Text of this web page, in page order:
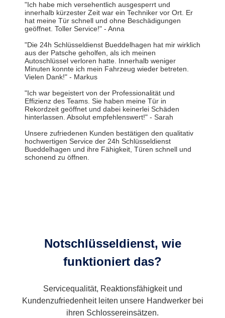
"Ich habe mich versehentlich ausgesperrt und
innerhalb kürzester Zeit war ein Techniker vor Ort. Er
hat meine Tür schnell und ohne Beschädigungen
geöffnet. Toller Service!" - Anna
"Die 24h Schlüsseldienst Bueddelhagen hat mir wirklich
aus der Patsche geholfen, als ich meinen
Autoschlüssel verloren hatte. Innerhalb weniger
Minuten konnte ich mein Fahrzeug wieder betreten.
Vielen Dank!" - Markus
"Ich war begeistert von der Professionalität und
Effizienz des Teams. Sie haben meine Tür in
Rekordzeit geöffnet und dabei keinerlei Schäden
hinterlassen. Absolut empfehlenswert!" - Sarah
Unsere zufriedenen Kunden bestätigen den qualitativ
hochwertigen Service der 24h Schlüsseldienst
Bueddelhagen und ihre Fähigkeit, Türen schnell und
schonend zu öffnen.
Notschlüsseldienst, wie
funktioniert das?
Servicequalität, Reaktionsfähigkeit und
Kundenzufriedenheit leiten unsere Handwerker bei
ihren Schlossereinsätzen.